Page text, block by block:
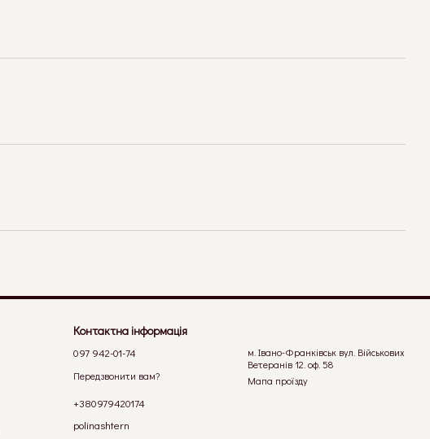
Контактна інформація
097 942-01-74
Передзвонити вам?
+380979420174
polinashtern
м. Івано-Франківськ вул. Військових
Ветеранів 12. оф. 58
Мапа проїзду